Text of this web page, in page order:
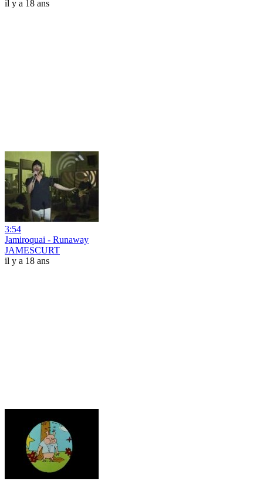
il y a 18 ans
3:54
Jamiroquai - Runaway
JAMESCURT
il y a 18 ans